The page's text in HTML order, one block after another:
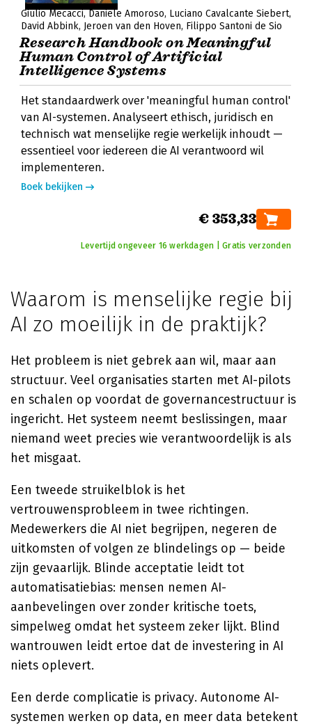
Giulio Mecacci Daniele Amoroso Luciano Cavalcante Siebert
David Abbink Jeroen van den Hoven Filippo Santoni de Sio
Research Handbook on Meaningful
Human Control of Artificial
Intelligence Systems
Het standaardwerk over 'meaningful human control'
van AI-systemen. Analyseert ethisch, juridisch en
technisch wat menselijke regie werkelijk inhoudt —
essentieel voor iedereen die AI verantwoord wil
implementeren.
Boek bekijken
€ 353,33
Levertijd ongeveer 16 werkdagen | Gratis verzonden
Waarom is menselijke regie bij
AI zo moeilijk in de praktijk?
Het probleem is niet gebrek aan wil, maar aan
structuur. Veel organisaties starten met AI-pilots
en schalen op voordat de governancestructuur is
ingericht. Het systeem neemt beslissingen, maar
niemand weet precies wie verantwoordelijk is als
het misgaat.
Een tweede struikelblok is het
vertrouwensprobleem in twee richtingen.
Medewerkers die AI niet begrijpen, negeren de
uitkomsten of volgen ze blindelings op — beide
zijn gevaarlijk. Blinde acceptatie leidt tot
automatisatiebias: mensen nemen AI-
aanbevelingen over zonder kritische toets,
simpelweg omdat het systeem zeker lijkt. Blind
wantrouwen leidt ertoe dat de investering in AI
niets oplevert.
Een derde complicatie is privacy. Autonome AI-
systemen werken op data, en meer data betekent